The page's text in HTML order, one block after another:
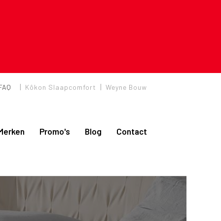
| Kôkon Slaapcomfort | Weyne Bouw
Promo's Blog Contact